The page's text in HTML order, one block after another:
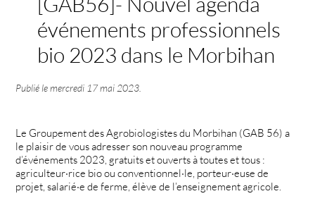
événements professionnels
bio 2023 dans le Morbihan
Publié lemercredi 17 mai 2023
Le Groupement des Agrobiologistes du Morbihan (GAB 56) a
le plaisir de vous adresser son nouveau programme
d’événements 2023, gratuits et ouverts à toutes et tous :
agriculteur·rice bio ou conventionnel·le, porteur·euse de
projet, salarié·e de ferme, élève de l’enseignement agricole.